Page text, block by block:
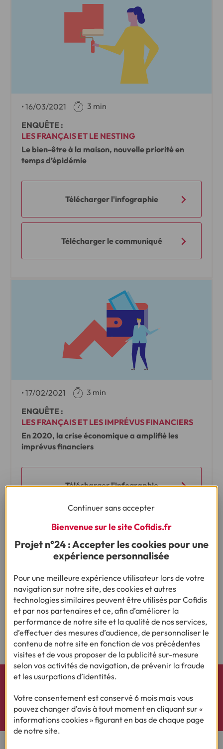
• 16/03/2021
3 min
ENQUÊTE :
LES FRANÇAIS ET LE NESTING
Le bien-être à la maison, nouvelle priorité en
temps d’épidémie
Télécharger l'infographie
Télécharger le communiqué
• 17/02/2021
3 min
ENQUÊTE :
LES FRANÇAIS ET LES IMPRÉVUS FINANCIERS
En 2020, la crise économique a amplifié les
imprévus financiers
Télécharger l'infographie
Télécharger le communiqué
1 2 3 4 5 6 7
8
9
10
Découvrez nos actualités et le résultat de nos
enquêtes sur X (Twitter)
Continuer sans accepter
Bienvenue sur le site Cofidis.fr
Projet n°24 : Accepter les cookies pour une
expérience personnalisée
Pour une meilleure expérience utilisateur lors de votre
navigation sur notre site, des cookies et autres
technologies similaires peuvent être utilisés par Cofidis
et par nos partenaires et ce, afin d’améliorer la
performance de notre site et la qualité de nos services,
d’effectuer des mesures d’audience, de personnaliser le
contenu de notre site en fonction de vos précédentes
visites et de vous proposer de la publicité sur-mesure
selon vos activités de navigation, de prévenir la fraude
et les usurpations d’identités.
Votre consentement est conservé 6 mois mais vous
pouvez changer d’avis à tout moment en cliquant sur «
informations cookies » figurant en bas de chaque page
de notre site.